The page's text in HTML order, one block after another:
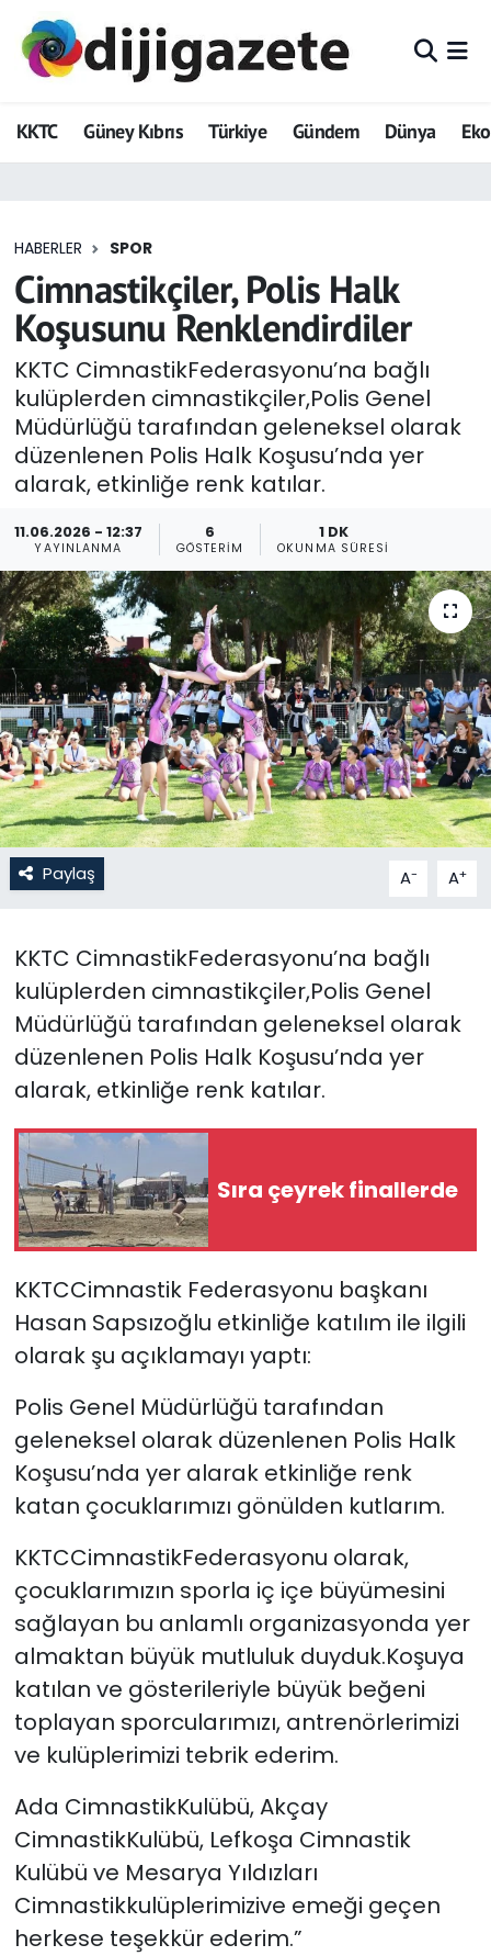
KKTC Güney Kıbrıs Türkiye Gündem Dünya
HABERLER SPOR
Cimnastikçiler, Polis Halk
Koşusunu Renklendirdiler
KKTC CimnastikFederasyonu’na bağlı
kulüplerden cimnastikçiler,Polis Genel
Müdürlüğü tarafından geleneksel olarak
düzenlenen Polis Halk Koşusu’nda yer
alarak, etkinliğe renk katılar.
11.06.2026 - 12:37
YAYINLANMA
6
GÖSTERIM
1 DK
OKUNMA SÜRESI
Paylaş A- A+
KKTC CimnastikFederasyonu’na bağlı
kulüplerden cimnastikçiler,Polis Genel
Müdürlüğü tarafından geleneksel olarak
düzenlenen Polis Halk Koşusu’nda yer
alarak, etkinliğe renk katılar.
Sıra çeyrek finallerde
KKTCCimnastik Federasyonu başkanı
Hasan Sapsızoğlu etkinliğe katılım ile ilgili
olarak şu açıklamayı yaptı:
Polis Genel Müdürlüğü tarafından
geleneksel olarak düzenlenen Polis Halk
Koşusu’nda yer alarak etkinliğe renk
katan çocuklarımızı gönülden kutlarım.
KKTCCimnastikFederasyonu olarak,
çocuklarımızın sporla iç içe büyümesini
sağlayan bu anlamlı organizasyonda yer
almaktan büyük mutluluk duyduk.Koşuya
katılan ve gösterileriyle büyük beğeni
toplayan sporcularımızı, antrenörlerimizi
ve kulüplerimizi tebrik ederim.
Ada CimnastikKulübü, Akçay
CimnastikKulübü, Lefkoşa Cimnastik
Kulübü ve Mesarya Yıldızları
Cimnastikkulüplerimizive emeği geçen
herkese teşekkür ederim.”
ADVERTORIAL
Dijigazete
Eğitim
Ekonomi
Foto Galeri
GEZİ
Güncel
Gündem
KKTC
KKTC YEREL SEÇİM 2018
Kültür Sanat
Magazin
Moda
Nöbetçi Eczaneler
Politika
SAĞLIK
Spor
Teknoloji
TÜRKiYE
Video Galeri
YAŞAM
Yazarlar
Hava Durumu
Trafik Durumu
Tüm Manşetler
Son Dakika Haberleri
Haber Arşivi